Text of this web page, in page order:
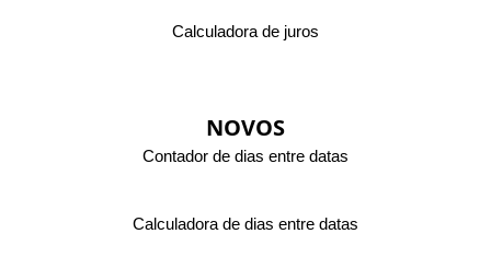
Calculadora de juros
NOVOS
Contador de dias entre datas
Calculadora de dias entre datas